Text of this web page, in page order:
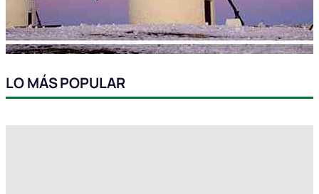
LO MÁS POPULAR